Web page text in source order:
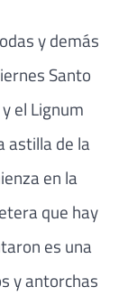
y demás
Santo
el Lignum
astilla de la
en la
que hay
es una
y antorchas